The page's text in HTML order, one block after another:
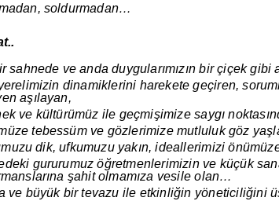
soldurmadan…
sahnede ve anda duygularımızın bir çiçek
dinamiklerini harekete geçiren,
aşılayan,
ve kültürümüz ile geçmişimize saygı
tebessüm ve gözlerimize mutluluk göz
dik, ufkumuzu yakın, ideallerimizi
gururumuz öğretmenlerimizin ve küçük
şahit olmamıza vesile olan…
ve büyük bir tevazu ile etkinliğin yöneticiliğini